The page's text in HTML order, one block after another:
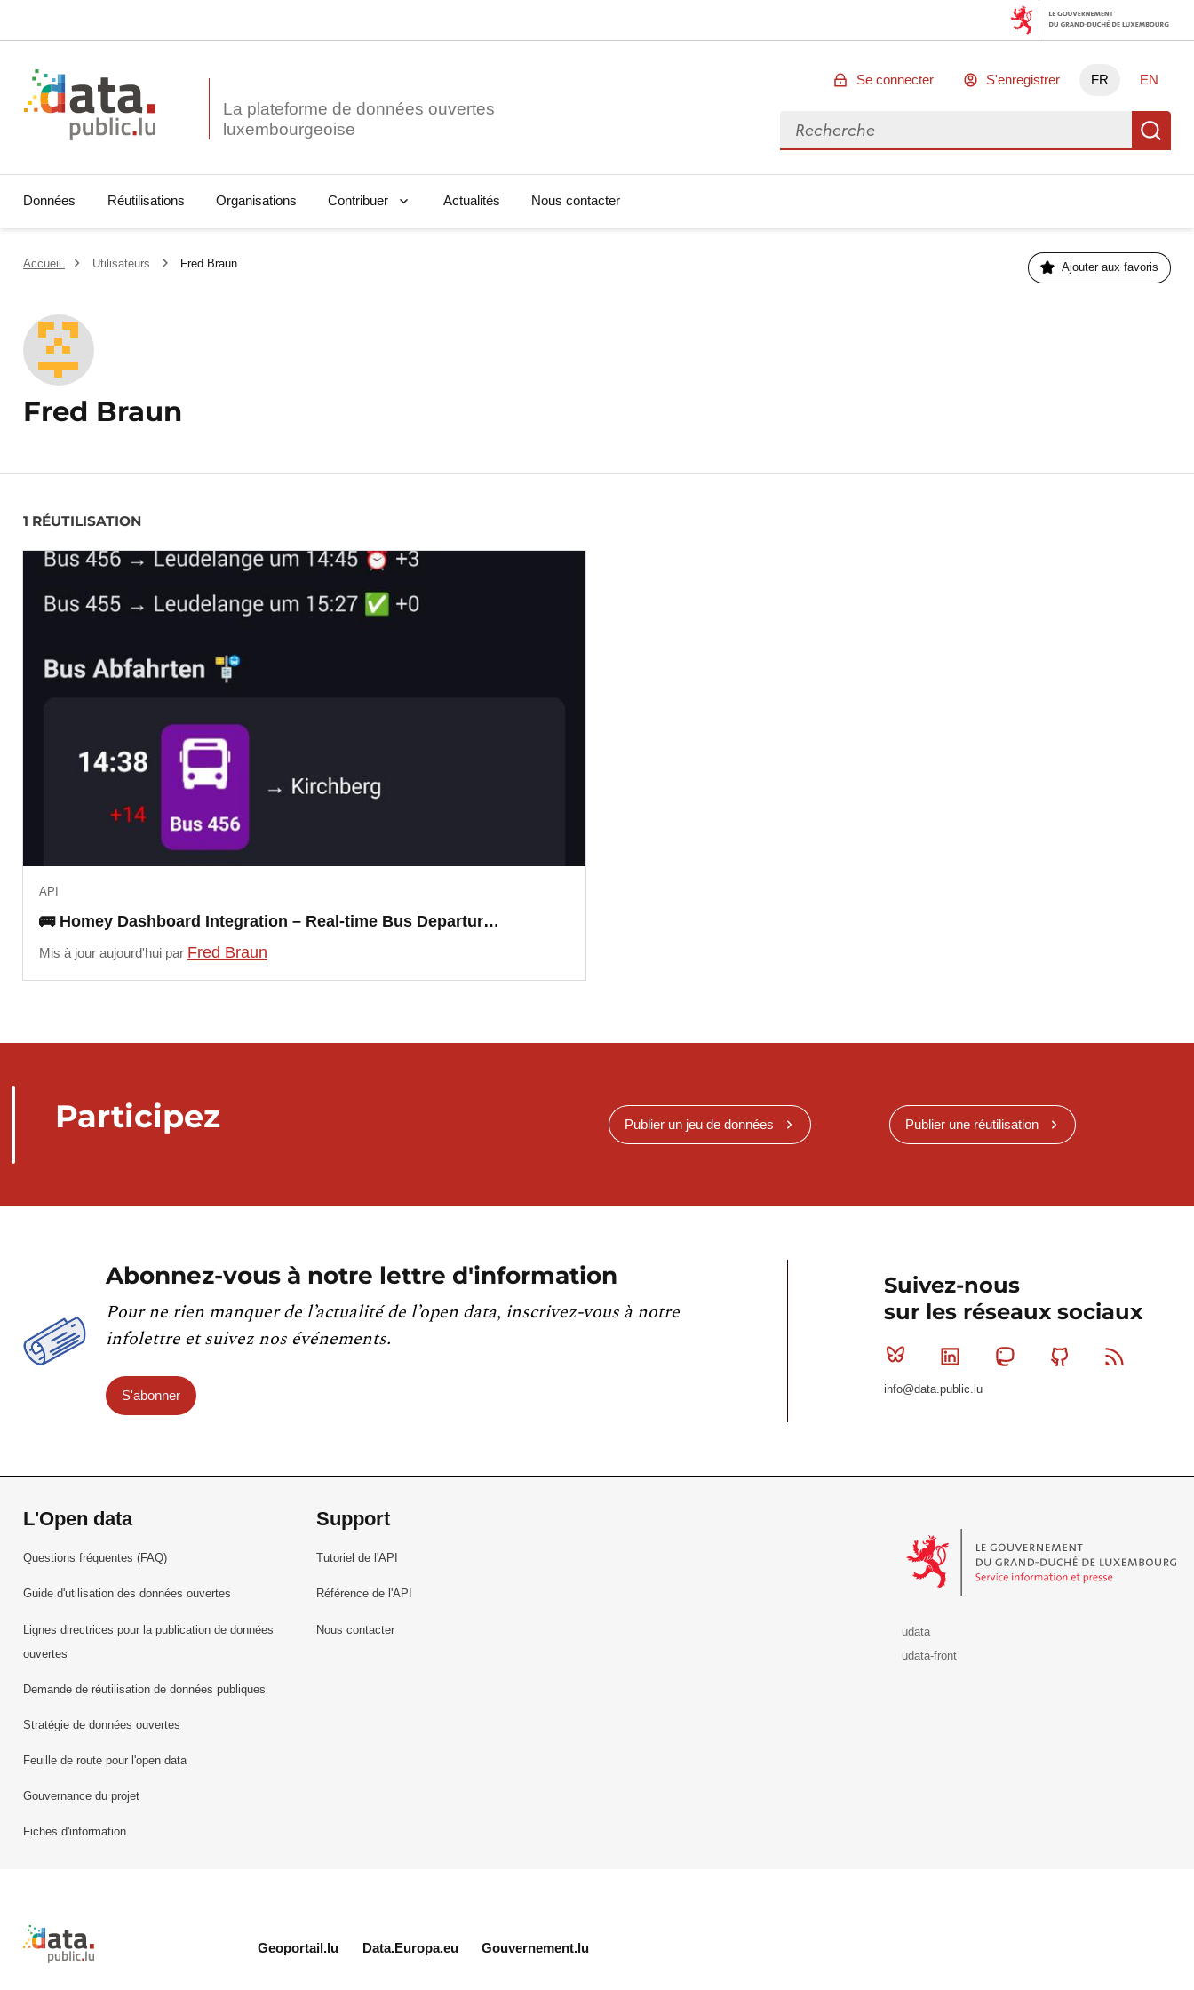
La plateforme de données ouvertes
Se connecter S'enregistrer FR EN
Rechercher des données
Données Réutilisations Organisations Contribuer Actualités Nous contacter
Accueil Utilisateurs Fred Braun Ajouter aux favoris
Fred Braun
1 RÉUTILISATION
🚌 Homey Dashboard Integration – Real-time Bus Departur…
API
Mis à jour aujourd'hui par Fred Braun
Participez Publier un jeu de données Publier une réutilisation
Abonnez-vous à notre lettre d'information
Pour ne rien manquer de l’actualité de l’open data, inscrivez-vous à notre
infolettre et suivez nos événements.
S'abonner
Suivez-nous
sur les réseaux sociaux
Bluesky Linkedin MastodonGithub
info@data.public.lu
L'Open data
Questions fréquentes (FAQ)
Guide d'utilisation des données ouvertes
Lignes directrices pour la publication de données
ouvertes
Demande de réutilisation de données publiques
Stratégie de données ouvertes
Feuille de route pour l'open data
Gouvernance du projet
Fiches d'information
Support
Tutoriel de l'API
Référence de l'API
Nous contacter
udata
udata-front
Retour à l'accueil de data.public.lu
Geoportail.lu Data.Europa.eu Gouvernement.lu